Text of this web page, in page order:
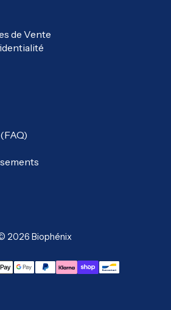
de Vente
2026 Biophénix